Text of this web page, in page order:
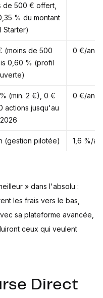
de 500 € offert,
% du montant
Starter)
(moins de 500
0,60 % (profil
0 €/an
(min. 2 €), 0 €
actions jusqu'au
0 €/an
(gestion pilotée) 1,6 %/an
» dans l'absolu :
les frais vers le bas,
sa plateforme avancée,
ceux qui veulent
Direct